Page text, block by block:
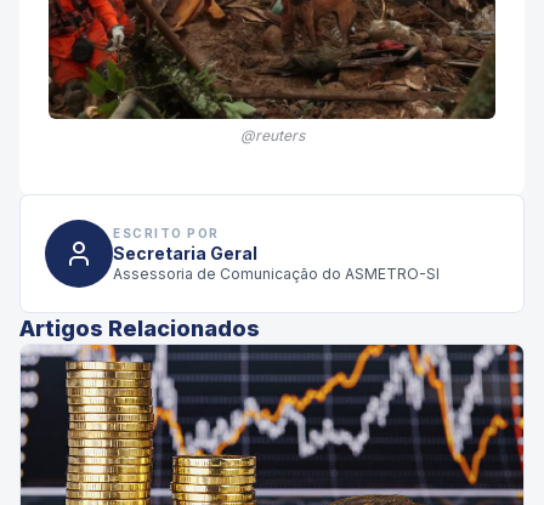
@reuters
ESCRITO POR
Secretaria Geral
Assessoria de Comunicação do ASMETRO-SI
Artigos Relacionados